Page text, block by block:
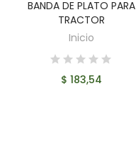
AÑADIR AL CARRITO
BANDA DE PLATO PARA
TRACTOR
Inicio
$ 183,54